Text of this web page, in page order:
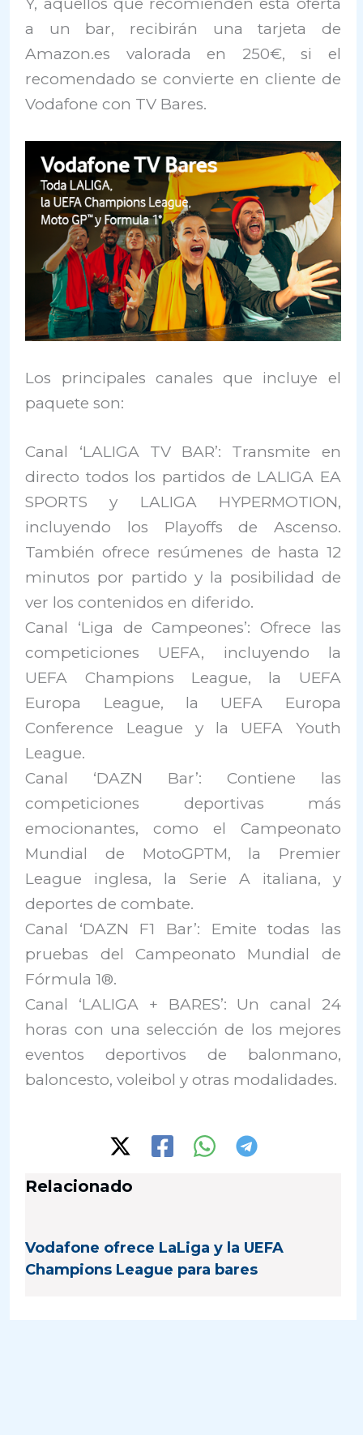
a un bar, recibirán una tarjeta de
Amazon.es valorada en 250€, si el
recomendado se convierte en cliente de
Vodafone con TV Bares.
Los principales canales que incluye el
paquete son:
Canal ‘LALIGA TV BAR’: Transmite en
directo todos los partidos de LALIGA EA
SPORTS y LALIGA HYPERMOTION,
incluyendo los Playoffs de Ascenso.
También ofrece resúmenes de hasta 12
minutos por partido y la posibilidad de
ver los contenidos en diferido.
Canal ‘Liga de Campeones’: Ofrece las
competiciones UEFA, incluyendo la
UEFA Champions League, la UEFA
Europa League, la UEFA Europa
Conference League y la UEFA Youth
League.
Canal ‘DAZN Bar’: Contiene las
competiciones deportivas más
emocionantes, como el Campeonato
Mundial de MotoGPTM, la Premier
League inglesa, la Serie A italiana, y
deportes de combate.
Canal ‘DAZN F1 Bar’: Emite todas las
pruebas del Campeonato Mundial de
Fórmula 1®.
Canal ‘LALIGA + BARES’: Un canal 24
horas con una selección de los mejores
eventos deportivos de balonmano,
baloncesto, voleibol y otras modalidades.
Relacionado
Vodafone ofrece LaLiga y la UEFA
Champions League para bares